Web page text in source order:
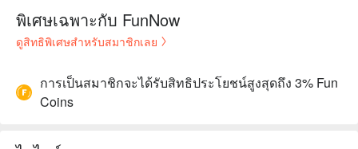
พิเศษเฉพาะกับ FunNow
ดูสิทธิพิเศษสำหรับสมาชิกเลย
การเป็นสมาชิกจะได้รับสิทธิประโยชน์สูงสุดถึง 3% Fun
Coins